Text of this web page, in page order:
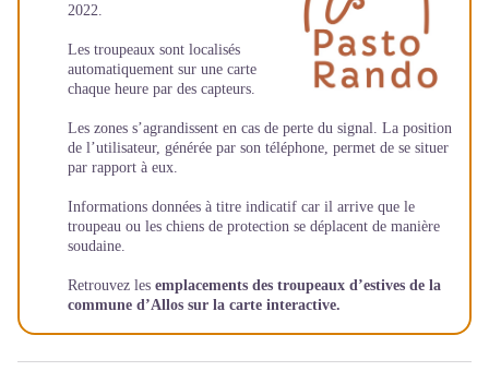
2022.
Les troupeaux sont localisés
automatiquement sur une carte
chaque heure par des capteurs.
Les zones s’agrandissent en cas de perte du signal. La position
de l’utilisateur, générée par son téléphone, permet de se situer
par rapport à eux.
Informations données à titre indicatif car il arrive que le
troupeau ou les chiens de protection se déplacent de manière
soudaine.
Retrouvez les emplacements des troupeaux d’estives de la
commune d’Allos sur la carte interactive.